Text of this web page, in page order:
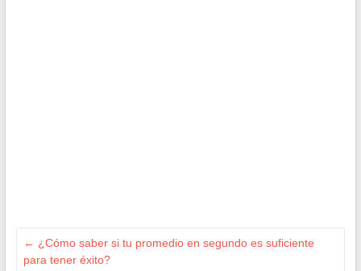
← ¿Cómo saber si tu promedio en segundo es suficiente
para tener éxito?